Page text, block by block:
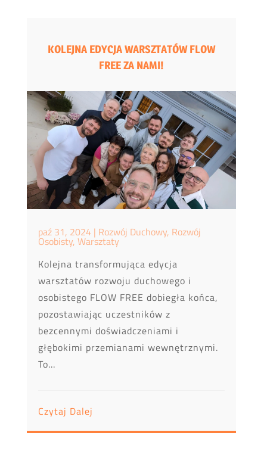
KOLEJNA EDYCJA WARSZTATÓW FLOW
FREE ZA NAMI!
paź 31, 2024| Rozwój Duchowy, Rozwój
Osobisty, Warsztaty
Kolejna transformująca edycja
warsztatów rozwoju duchowego i
osobistego FLOW FREE dobiegła końca,
pozostawiając uczestników z
bezcennymi doświadczeniami i
głębokimi przemianami wewnętrznymi.
To...
Czytaj Dalej